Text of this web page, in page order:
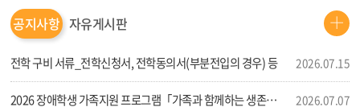
공지사항
전학 구비 서류_전학신청서, 전학동의서(부분전입의 경우) 등 2026.07.15
2026 장애학생 가족지원 프로그램「가족과 함께하는 생존수영 및 체험 다이빙」 신청 안내 2026.07.07
공
지
항
더
보
자유게시판